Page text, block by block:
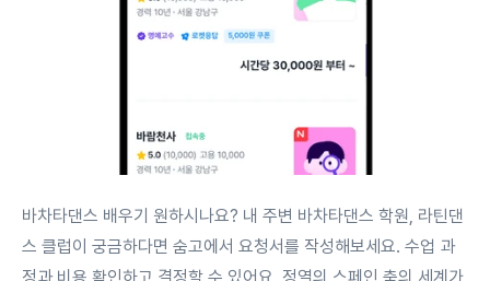
바차타댄스 배우기 원하시나요? 내 주변 바차타댄스 학원, 라틴댄
스 클럽이 궁금하다면 숨고에서 요청서를 작성해보세요. 수업 과